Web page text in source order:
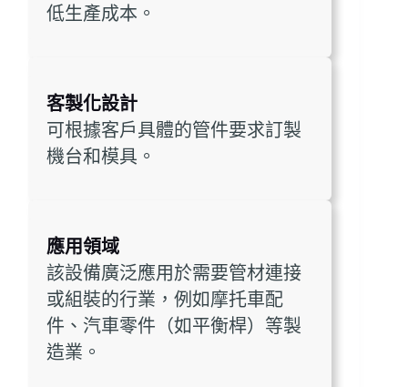
低生產成本。
客製化設計
可根據客戶具體的管件要求訂製
機台和模具。
應用領域
該設備廣泛應用於需要管材連接
或組裝的行業，例如摩托車配
件、汽車零件（如平衡桿）等製
造業。